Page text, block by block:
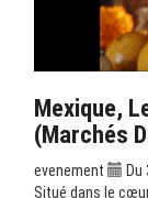
Mexique,
(Marchés
evenement
Situé dans le